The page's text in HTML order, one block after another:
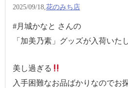
2025/09/18,花のみち店
#月城かなと さんの
「加美乃素」グッズが入荷いた
美し過ぎる
入手困難なお品ばかりなのでお